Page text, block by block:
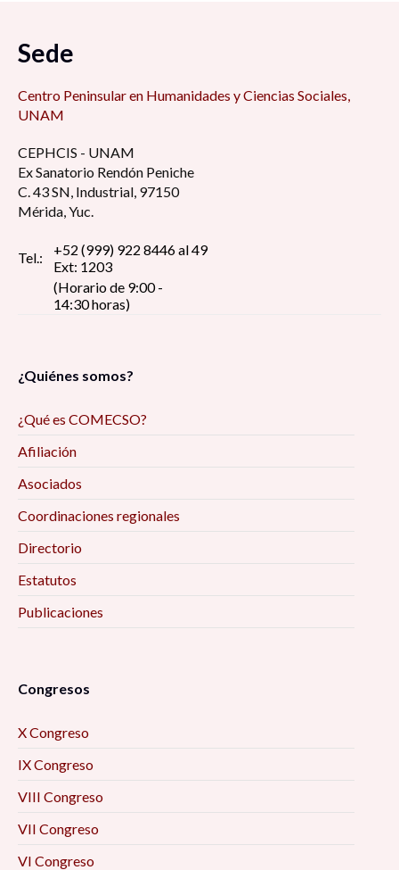
Foro de Modelo de administración estratégica
regreso a las aulas ¿Qué hacer con la
virtualidad? 8:30 am
La perspectiva estudiantil universitaria en
tiempos de pandemia: reflexión y debate 8:30
am
Pin up girls, construcción del estereotipo de la
Reflexiones de la investigación/intervención
sociales, en tiempos de pandemia 9:00 am
discapacidad: diálogo desde los estudios
Críticos 9:00 am
entre Aldama y Santa Martha, Chenalhó
Perspectiva para el Desarrollo Local 10:00 am
visión de los egresados 10:00 am
La resiliencia como eje enfrentar el futuro
Sede
Centro Peninsular en Humanidades y Ciencias Sociales,
UNAM
CEPHCIS - UNAM
Ex Sanatorio Rendón Peniche
C. 43 SN, Industrial, 97150
Mérida, Yuc.
Tel.:
+52 (999) 922 8446 al 49
Ext: 1203
(Horario de 9:00 -
14:30 horas)
¿Quiénes somos?
¿Qué es COMECSO?
Afiliación
Asociados
Coordinaciones regionales
Directorio
Estatutos
Publicaciones
Congresos
X Congreso
IX Congreso
VIII Congreso
VII Congreso
VI Congreso